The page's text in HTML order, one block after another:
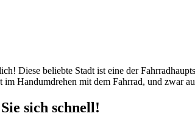
Diese beliebte Stadt ist eine der
Handumdrehen mit dem Fahrrad, und zwar
sich schnell!